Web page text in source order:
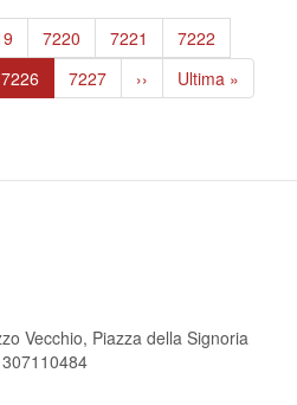
Page
7220 Page
7221 Page
7222
Pagina
attuale
7226 Page
7227
Pagina
successiva
››
Ultima
pagina
Ultima »
Vecchio, Piazza della Signoria